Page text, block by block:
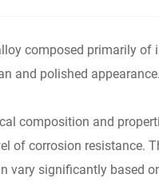
composed primarily of
and polished
composition and
of corrosion resistance.
vary significantly based